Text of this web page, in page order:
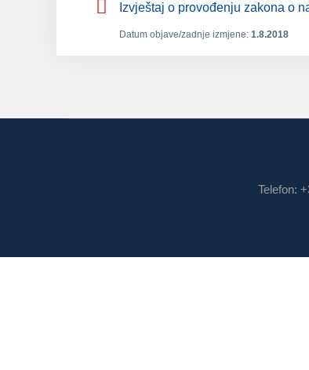
Izvještaj o provođenju zakona o
Datum objave/zadnje izmjene: 1.8.2018
Telefon: